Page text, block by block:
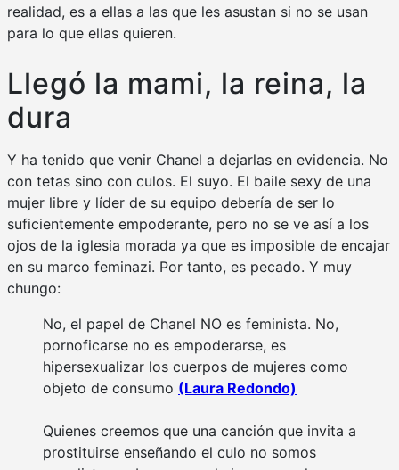
realidad, es a ellas a las que les asustan si no se usan
para lo que ellas quieren.
Llegó la mami, la reina, la
dura
Y ha tenido que venir Chanel a dejarlas en evidencia. No
con tetas sino con culos. El suyo. El baile sexy de una
mujer libre y líder de su equipo debería de ser lo
suficientemente empoderante, pero no se ve así a los
ojos de la iglesia morada ya que es imposible de encajar
en su marco feminazi. Por tanto, es pecado. Y muy
chungo:
No, el papel de Chanel NO es feminista. No,
pornoficarse no es empoderarse, es
hipersexualizar los cuerpos de mujeres como
objeto de consumo (Laura Redondo)
Quienes creemos que una canción que invita a
prostituirse enseñando el culo no somos